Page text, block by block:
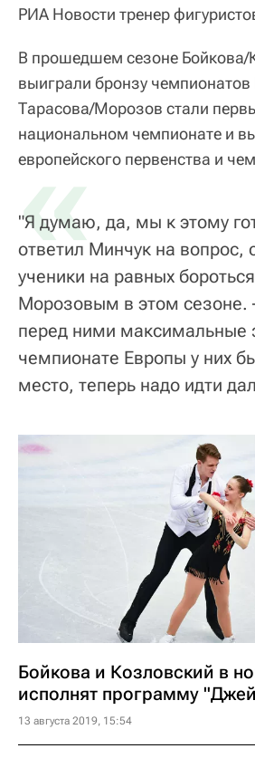
РИА Новости тренер
В прошедшем сезоне Бойкова/
выиграли бронзу
Тарасова/Морозов стали
национальном чемпионате и
европейского первенства и
«
"Я думаю, да, мы к этому
ответил Минчук на вопрос,
ученики на равных
Морозовым в этом сезоне.
перед ними максимальные
чемпионате Европы у них
место, теперь надо идти
Бойкова и Козловский в
исполнят программу
13 августа 2019, 15:54